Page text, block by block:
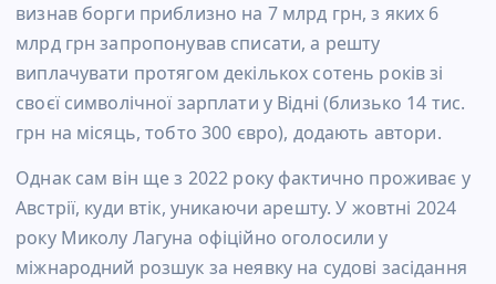
визнав борги приблизно на 7 млрд грн, з яких 6
млрд грн запропонував списати, а решту
виплачувати протягом декількох сотень років зі
своєї символічної зарплати у Відні (близько 14 тис.
грн на місяць, тобто 300 євро), додають автори.
Однак сам він ще з 2022 року фактично проживає у
Австрії, куди втік, уникаючи арешту. У жовтні 2024
року Миколу Лагуна офіційно оголосили у
міжнародний розшук за неявку на судові засідання